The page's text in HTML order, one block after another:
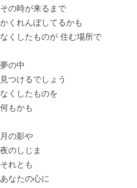
その時が来るまで
かくれんぼしてるかも
なくしたものが 住む場所で
夢の中
見つけるでしょう
なくしたものを
何もかも
月の影や
夜のしじま
それとも
あなたの心に